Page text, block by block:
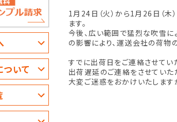
1月24日（火）から1月26日（
ます。
今後、広い範囲で猛烈な吹雪
の影響により、運送会社の荷物
すでに出荷日をご連絡させてい
出荷遅延のご連絡をさせていた
大変ご迷惑をおかけいたします
いて